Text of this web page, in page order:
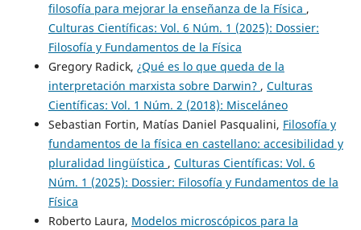
filosofía para mejorar la enseñanza de la Física ,
Culturas Científicas: Vol. 6 Núm. 1 (2025): Dossier:
Filosofía y Fundamentos de la Física
Gregory Radick, ¿Qué es lo que queda de la
interpretación marxista sobre Darwin? , Culturas
Científicas: Vol. 1 Núm. 2 (2018): Misceláneo
Sebastian Fortin, Matías Daniel Pasqualini, Filosofía y
fundamentos de la física en castellano: accesibilidad y
pluralidad lingüística , Culturas Científicas: Vol. 6
Núm. 1 (2025): Dossier: Filosofía y Fundamentos de la
Física
Roberto Laura, Modelos microscópicos para la